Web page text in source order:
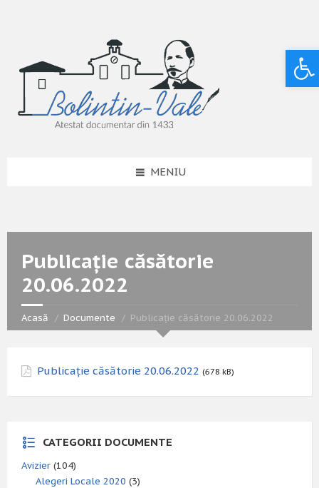
MENIU
Publicație căsătorie
20.06.2022
Acasă Documente Publicație căsătorie 20.06.2022
Publicație căsătorie 20.06.2022 (678 kB)
CATEGORII DOCUMENTE
Avizier (104)
Alegeri Locale 2020 (3)
Deschide bara de unelte